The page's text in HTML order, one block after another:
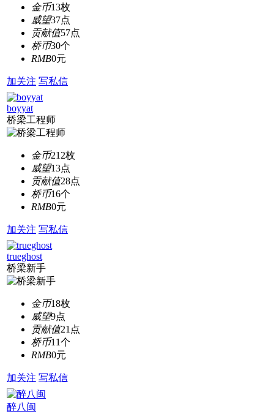
金币13枚
威望37点
贡献值57点
桥币30个
RMB0元
加关注 写私信
boyyat
桥梁工程师
金币212枚
威望13点
贡献值28点
桥币16个
RMB0元
加关注 写私信
trueghost
桥梁新手
金币18枚
威望9点
贡献值21点
桥币11个
RMB0元
加关注 写私信
醉八闽